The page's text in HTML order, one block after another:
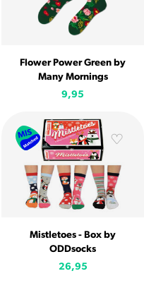
Flower Power Green by
Many Mornings
9,95
Mistletoes - Box by
ODDsocks
26,95